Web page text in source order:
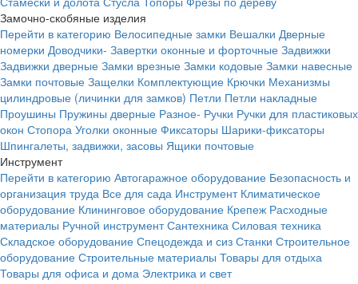
Замочно-скобяные изделия
Перейти в категорию Велосипедные замки Вешалки Дверные
номерки Доводчики- Завертки оконные и форточные Задвижки
Задвижки дверные Замки врезные Замки кодовые Замки навесные
Замки почтовые Защелки Комплектующие Крючки Механизмы
цилиндровые (личинки для замков) Петли Петли накладные
Проушины Пружины дверные Разное- Ручки Ручки для пластиковых
окон Стопора Уголки оконные Фиксаторы Шарики-фиксаторы
Шпингалеты, задвижки, засовы Ящики почтовые
Инструмент
Перейти в категорию Автогаражное оборудование Безопасность и
организация труда Все для сада Инструмент Климатическое
оборудование Клининговое оборудование Крепеж Расходные
материалы Ручной инструмент Сантехника Силовая техника
Складское оборудование Спецодежда и сиз Станки Строительное
оборудование Строительные материалы Товары для отдыха
Товары для офиса и дома Электрика и свет